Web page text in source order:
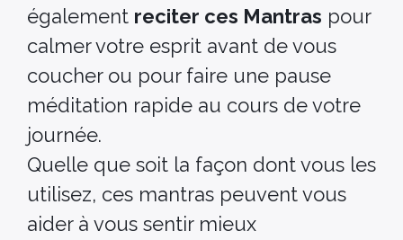
également reciter ces Mantras pour
calmer votre esprit avant de vous
coucher ou pour faire une pause
méditation rapide au cours de votre
journée.
Quelle que soit la façon dont vous les
utilisez, ces mantras peuvent vous
aider à vous sentir mieux